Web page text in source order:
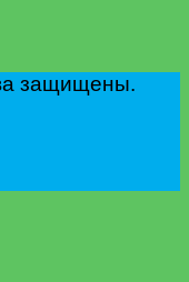
защищены.